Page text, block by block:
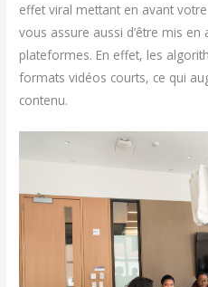
effet viral mettant en avant
vous assure aussi d’être mis
plateformes. En effet, les
formats vidéos courts, ce qui
contenu.